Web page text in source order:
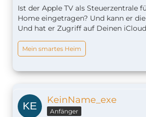
Ist der Apple TV als Steuerzentrale
Home eingetragen? Und kann er
Und hat er Zugriff auf Deinen
Mein smartes Heim
KeinName_exe
Anfänger